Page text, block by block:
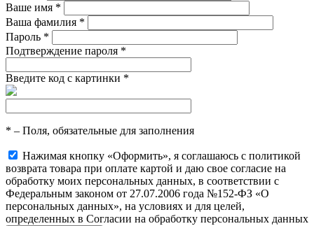
Ваше имя *
Ваша фамилия *
Пароль *
Подтверждение пароля *
Введите код с картинки *
* – Поля, обязательные для заполнения
Нажимая кнопку «Оформить», я соглашаюсь с политикой
возврата товара при оплате картой и даю свое согласие на
обработку моих персональных данных, в соответствии с
Федеральным законом от 27.07.2006 года №152-ФЗ «О
персональных данных», на условиях и для целей,
определенных в Согласии на обработку персональных данных